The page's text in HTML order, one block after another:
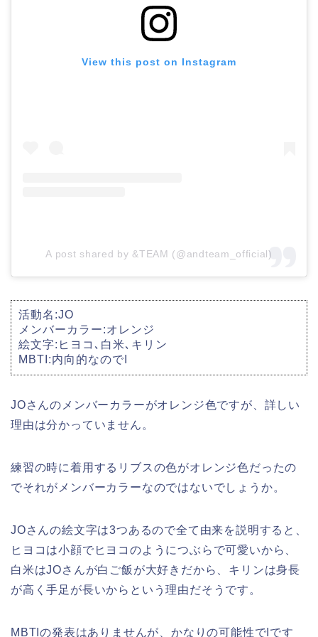
View this post on Instagram
A post shared by &TEAM (@andteam_official)
活動名:JO
メンバーカラー:オレンジ
絵文字:ヒヨコ､白米､キリン
MBTI:内向的なのでI
JOさんのメンバーカラーがオレンジ色ですが、詳しい
理由は分かっていません。
練習の時に着用するリブスの色がオレンジ色だったの
でそれがメンバーカラーなのではないでしょうか。
JOさんの絵文字は3つあるので全て由来を説明すると、
ヒヨコは小顔でヒヨコのようにつぶらで可愛いから、
白米はJOさんが白ご飯が大好きだから、キリンは身長
が高く手足が長いからという理由だそうです。
MBTIの発表はありませんが、かなりの可能性でIです